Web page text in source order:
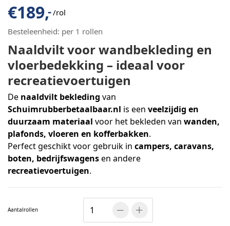
€189,-/rol
Besteleenheid: per 1 rollen
Naaldvilt voor wandbekleding en
vloerbedekking – ideaal voor
recreatievoertuigen
De naaldvilt bekleding van
Schuimrubberbetaalbaar.nl is een veelzijdig en
duurzaam materiaal voor het bekleden van wanden,
plafonds, vloeren en kofferbakken.
Perfect geschikt voor gebruik in campers, caravans,
boten, bedrijfswagensen andere
recreatievoertuigen.
Aantalrollen